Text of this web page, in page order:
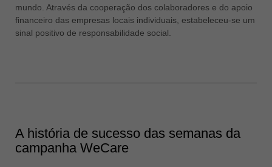
mundo. Através da cooperação dos colaboradores e do apoio
financeiro das empresas locais individuais, estabeleceu-se um
sinal positivo de responsabilidade social.
A história de sucesso das semanas da
campanha WeCare